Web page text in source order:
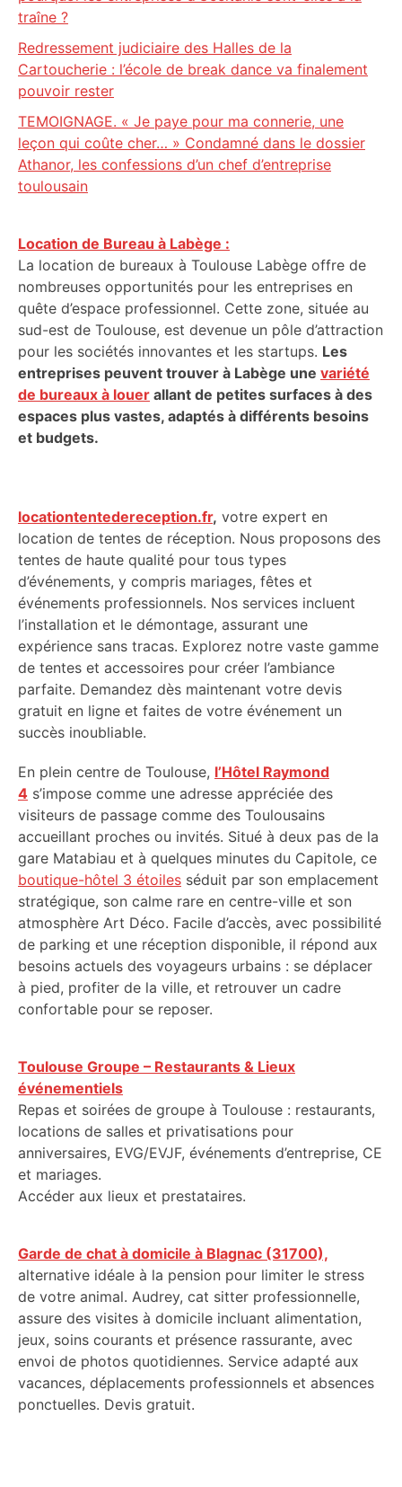
traîne ?
Redressement judiciaire des Halles de la
Cartoucherie : l’école de break dance va finalement
pouvoir rester
TEMOIGNAGE. « Je paye pour ma connerie, une
leçon qui coûte cher… » Condamné dans le dossier
Athanor, les confessions d’un chef d’entreprise
toulousain
Location de Bureau à Labège :
La location de bureaux à Toulouse Labège offre de
nombreuses opportunités pour les entreprises en
quête d’espace professionnel. Cette zone, située au
sud-est de Toulouse, est devenue un pôle d’attraction
pour les sociétés innovantes et les startups. Les
entreprises peuvent trouver à Labège une variété
de bureaux à louer allant de petites surfaces à des
espaces plus vastes, adaptés à différents besoins
et budgets.
locationtentedereception.fr, votre expert en
location de tentes de réception. Nous proposons des
tentes de haute qualité pour tous types
d’événements, y compris mariages, fêtes et
événements professionnels. Nos services incluent
l’installation et le démontage, assurant une
expérience sans tracas. Explorez notre vaste gamme
de tentes et accessoires pour créer l’ambiance
parfaite. Demandez dès maintenant votre devis
gratuit en ligne et faites de votre événement un
succès inoubliable.
En plein centre de Toulouse, l’Hôtel Raymond
4 s’impose comme une adresse appréciée des
visiteurs de passage comme des Toulousains
accueillant proches ou invités. Situé à deux pas de la
gare Matabiau et à quelques minutes du Capitole, ce
boutique-hôtel 3 étoiles séduit par son emplacement
stratégique, son calme rare en centre-ville et son
atmosphère Art Déco. Facile d’accès, avec possibilité
de parking et une réception disponible, il répond aux
besoins actuels des voyageurs urbains : se déplacer
à pied, profiter de la ville, et retrouver un cadre
confortable pour se reposer.
Toulouse Groupe – Restaurants & Lieux
événementiels
Repas et soirées de groupe à Toulouse : restaurants,
locations de salles et privatisations pour
anniversaires, EVG/EVJF, événements d’entreprise, CE
et mariages.
Accéder aux lieux et prestataires.
Garde de chat à domicile à Blagnac (31700),
alternative idéale à la pension pour limiter le stress
de votre animal. Audrey, cat sitter professionnelle,
assure des visites à domicile incluant alimentation,
jeux, soins courants et présence rassurante, avec
envoi de photos quotidiennes. Service adapté aux
vacances, déplacements professionnels et absences
ponctuelles. Devis gratuit.